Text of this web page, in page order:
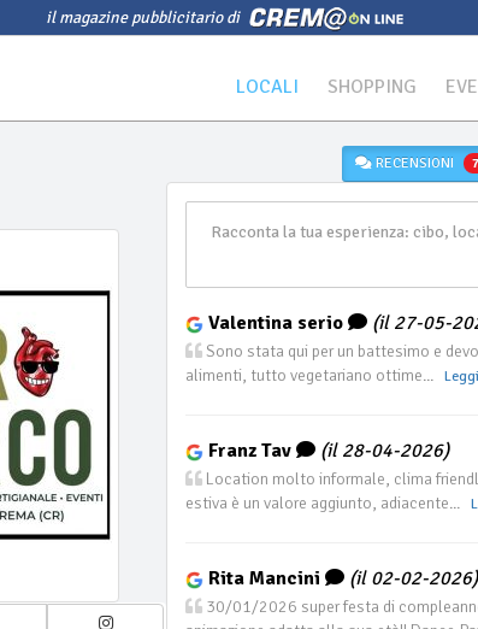
il magazine pubblicitario di
LOCALI SHOPPING
RECENSIONI 7
Valentina serio (il 27-05-
Sono stata qui per un battesimo e
alimenti, tutto vegetariano ottime...
Franz Tav (il 28-04-2026)
Location molto informale, clima
estiva è un valore aggiunto, adiacente...
Rita Mancini (il 02-02-2026)
30/01/2026 super festa di